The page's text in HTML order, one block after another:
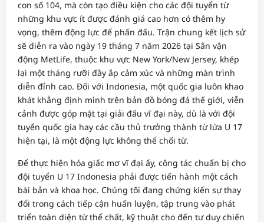
con số 104, mà còn tạo điều kiện cho các đội tuyển từ
những khu vực ít được đánh giá cao hơn có thêm hy
vọng, thêm động lực để phấn đấu. Trận chung kết lịch sử
sẽ diễn ra vào ngày 19 tháng 7 năm 2026 tại Sân vận
động MetLife, thuộc khu vực New York/New Jersey, khép
lại một tháng rưỡi đầy ắp cảm xúc và những màn trình
diễn đỉnh cao. Đối với Indonesia, một quốc gia luôn khao
khát khẳng định mình trên bản đồ bóng đá thế giới, viễn
cảnh được góp mặt tại giải đấu vĩ đại này, dù là với đội
tuyển quốc gia hay các cầu thủ trưởng thành từ lứa U 17
hiện tại, là một động lực không thể chối từ.
Để thực hiện hóa giấc mơ vĩ đại ấy, công tác chuẩn bị cho
đội tuyển U 17 Indonesia phải được tiến hành một cách
bài bản và khoa học. Chúng tôi đang chứng kiến sự thay
đổi trong cách tiếp cận huấn luyện, tập trung vào phát
triển toàn diện từ thể chất, kỹ thuật cho đến tư duy chiến